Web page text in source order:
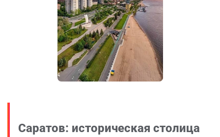
Саратов: историческая столица